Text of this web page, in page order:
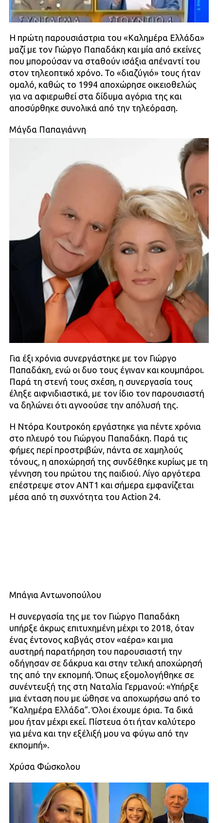
Η πρώτη παρουσιάστρια του «Καλημέρα Ελλάδα»
μαζί με τον Γιώργο Παπαδάκη και μία από εκείνες
που μπορούσαν να σταθούν ισάξια απέναντί του
στον τηλεοπτικό χρόνο. Το «διαζύγιό» τους ήταν
ομαλό, καθώς το 1994 αποχώρησε οικειοθελώς
για να αφιερωθεί στα δίδυμα αγόρια της και
αποσύρθηκε συνολικά από την τηλεόραση.
Μάγδα Παπαγιάννη
Για έξι χρόνια συνεργάστηκε με τον Γιώργο
Παπαδάκη, ενώ οι δυο τους έγιναν και κουμπάροι.
Παρά τη στενή τους σχέση, η συνεργασία τους
έληξε αιφνιδιαστικά, με τον ίδιο τον παρουσιαστή
να δηλώνει ότι αγνοούσε την απόλυσή της.
Η Ντόρα Κουτροκόη εργάστηκε για πέντε χρόνια
στο πλευρό του Γιώργου Παπαδάκη. Παρά τις
φήμες περί προστριβών, πάντα σε χαμηλούς
τόνους, η αποχώρησή της συνδέθηκε κυρίως με τη
γέννηση του πρώτου της παιδιού. Λίγο αργότερα
επέστρεψε στον ΑΝΤ1 και σήμερα εμφανίζεται
μέσα από τη συχνότητα του Action 24.
Μπάγια Αντωνοπούλου
Η συνεργασία της με τον Γιώργο Παπαδάκη
υπήρξε άκρως επιτυχημένη μέχρι το 2018, όταν
ένας έντονος καβγάς στον «αέρα» και μια
αυστηρή παρατήρηση του παρουσιαστή την
οδήγησαν σε δάκρυα και στην τελική αποχώρησή
της από την εκπομπή. Όπως εξομολογήθηκε σε
συνέντευξή της στη Ναταλία Γερμανού: «Υπήρξε
μια ένταση που με ώθησε να αποχωρήσω από το
“Καλημέρα Ελλάδα”. Όλοι έχουμε όρια. Τα δικά
μου ήταν μέχρι εκεί. Πίστευα ότι ήταν καλύτερο
για μένα και την εξέλιξή μου να φύγω από την
εκπομπή».
Χρύσα Φώσκολου